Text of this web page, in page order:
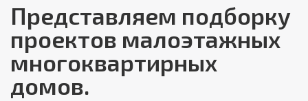
Представляем подборку
проектов малоэтажных
многоквартирных
домов.